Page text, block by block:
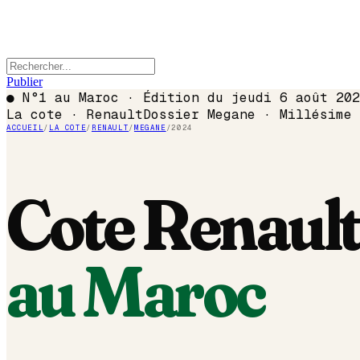
Publier
● N°1 au Maroc · Édition du jeudi 6 août
La cote · RenaultDossier Megane · Millésime
ACCUEIL/ LA COTE/ RENAULT/MEGANE /2024
Cote
au Maroc